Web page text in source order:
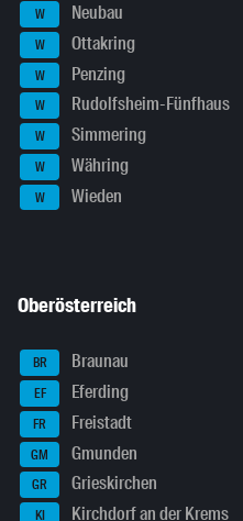
W Neubau
W Ottakring
W Penzing
W Rudolfsheim-Fünfhaus
W Simmering
W Währing
W Wieden
Oberösterreich
BR Braunau
EF Eferding
FR Freistadt
GM Gmunden
GR Grieskirchen
KI Kirchdorf an der Krems